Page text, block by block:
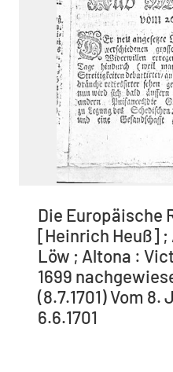
Die Europäische
[Heinrich Heuß] ;
Löw ; Altona :
1699
(8.7.1701) Vom 8.
6.6.1701